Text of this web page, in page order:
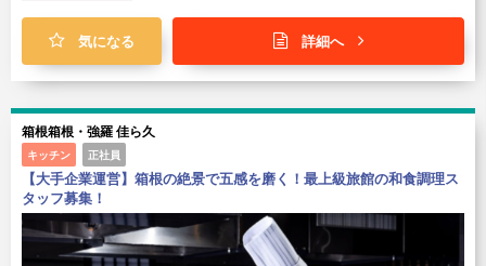
気になる 詳細へ
箱根箱根・強羅 佳ら久
キッチン 正社員
【大手企業運営】箱根の絶景で五感を磨く！最上級旅館の和食調理ス
タッフ募集！